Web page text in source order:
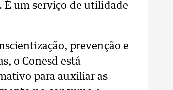
É um serviço de utilidade
prevenção e
o Conesd está
para auxiliar as